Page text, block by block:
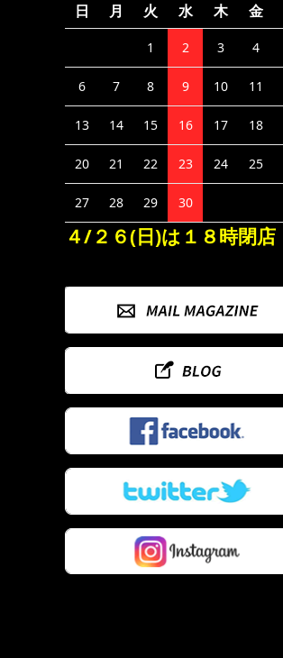
日
月 火 水 木 金
1 2 3 4
6 7 8 9 10 11
13 14 15 16 17 18
20 21 22 23 24 25
27 28 29 30
４/２６(日)は１８時閉店